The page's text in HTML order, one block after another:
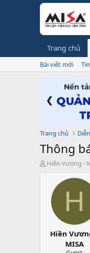
Trang chủ
Bài viết mới
❮
Trang chủ
Thông
T
Hiền Vương -
H
Hiền
MISA